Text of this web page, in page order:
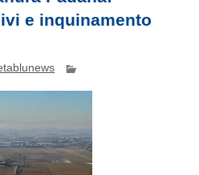
e inquinamento